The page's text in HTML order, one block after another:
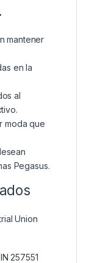
mantener
en la
al
moda que
Pegasus.
Union
257551